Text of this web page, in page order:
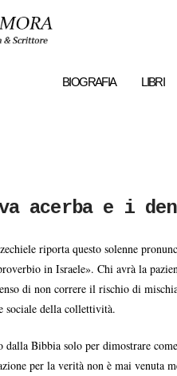
BIOGRAFIA LIBRI
acerba e i
riporta questo solenne
in Israele». Chi avrà la
di non correre il rischio di
sociale della collettività.
dalla Bibbia solo per dimostrare
per la verità non è mai